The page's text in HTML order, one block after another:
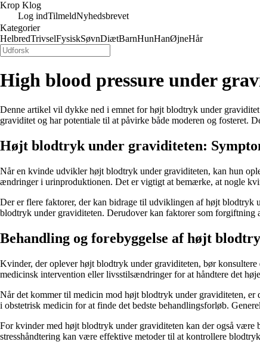
Krop Klog
Log indTilmeldNyhedsbrevet
Kategorier
HelbredTrivselFysiskSøvnDiætBarnHunHanØjneHår
High blood pressure under
Denne artikel vil dykke ned i emnet for højt blodtryk under
graviditet og har potentiale til at påvirke både moderen og fosteret.
Højt blodtryk under graviditeten:
Når en kvinde udvikler højt blodtryk under graviditeten, kan hun
ændringer i urinproduktionen. Det er vigtigt at bemærke, at nogle
Der er flere faktorer, der kan bidrage til udviklingen af højt blodtryk
blodtryk under graviditeten. Derudover kan faktorer som
Behandling og forebyggelse af højt
Kvinder, der oplever højt blodtryk under graviditeten, bør
medicinsk intervention eller livsstilsændringer for at håndtere det
Når det kommer til medicin mod højt blodtryk under graviditeten, er
i obstetrisk medicin for at finde det bedste behandlingsforløb.
For kvinder med højt blodtryk under graviditeten kan der også
stresshåndtering kan være effektive metoder til at kontrollere